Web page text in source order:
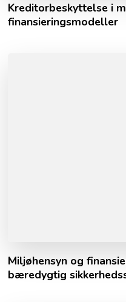
Kreditorbeskyttelse i
finansieringsmodeller
Miljøhensyn og
bæredygtig